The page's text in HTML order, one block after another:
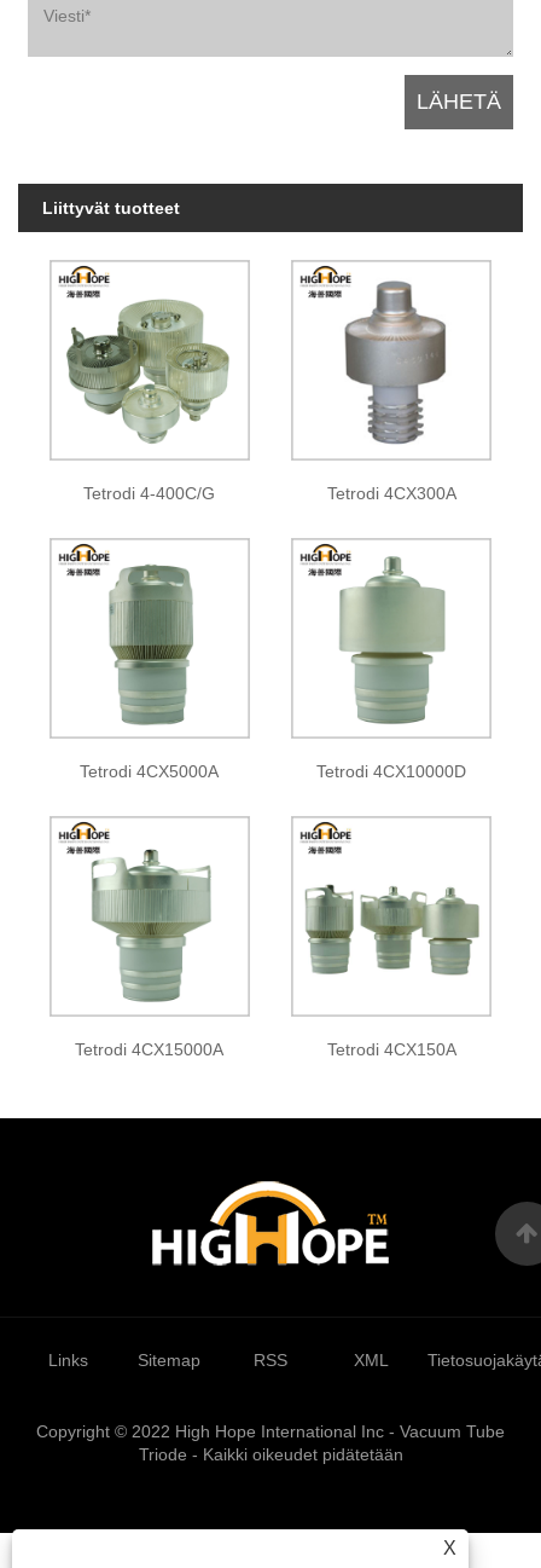
Liittyvät tuotteet
Tetrodi 4-400C/G Tetrodi 4CX300A
Tetrodi 4CX5000A Tetrodi 4CX10000D
Tetrodi 4CX15000A Tetrodi 4CX150A
X
Links Sitemap RSS XML
Copyright © 2022 High Hope International Inc - Vacuum Tube
Triode - Kaikki oikeudet pidätetään